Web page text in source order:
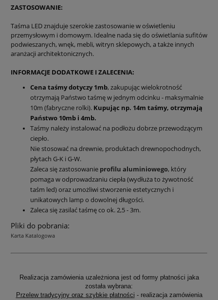
ZASTOSOWANIE:
Taśma LED znajduje szerokie zastosowanie w oświetleniu
przemysłowym i domowym. Idealne nada się do oświetlania sufitów
podwieszanych, wnęk, mebli, witryn sklepowych, a także innych
aranżacji architektonicznych.
INFORMACJE DODATKOWE I ZALECENIA:
Cena taśmy dotyczy 1mb, zakupując wielokrotność
otrzymają Państwo taśmę w jednym odcinku - maksymalnie
10m (fabryczne rolki). Kupując np. 14m taśmy, otrzymają
Państwo 10mb i 4mb.
Taśmy należy instalować na podłożu dobrze przewodzącym
ciepło.
Nie stosować na drewnie, produktach drewnopochodnych,
płytach G-K i G-W.
Zaleca się zastosowanie profilu aluminiowego, który
pomaga w odprowadzaniu ciepła (wydłuża to żywotność
taśm led) oraz umożliwi stworzenie estetycznych i
unikatowych lamp o dowolnej długości.
Zaleca się zasilać taśmę co ok. 2,5 - 3m.
Pliki do pobrania:
Karta Katalogowa
Realizacja zamówienia uzależniona jest od formy płatności jaka
została wybrana:
Przelew tradycyjny oraz szybkie płatności - realizacja zamówienia